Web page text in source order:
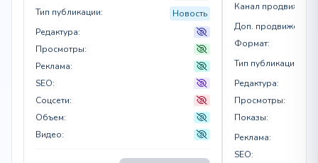
Тип публикации:
Новость
Редактура:
Просмотры:
Реклама:
SEO:
Соцсети:
Объем:
Видео:
Канал
Доп. продвижение:
Формат:
Тип публикации:
Редактура:
Просмотры:
Показы:
Реклама:
SEO: